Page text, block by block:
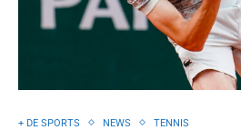
+ DE SPORTS NEWS TENNIS